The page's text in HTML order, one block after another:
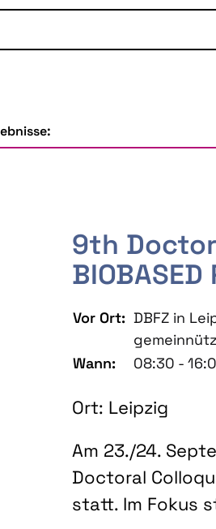
9th
BIOBASED
Vor Ort: DBFZ in
Wann:
08:30 -
Ort: Leipzig
Am 23./24.
Doctoral
statt. Im Fokus